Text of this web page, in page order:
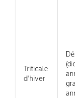
Triticale
d'hiver